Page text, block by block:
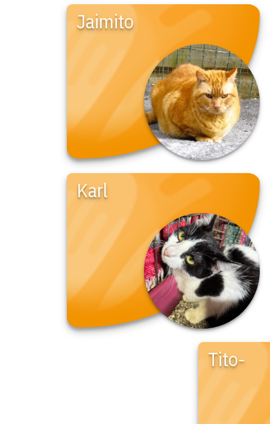
Jaimito
Karl
Tito-